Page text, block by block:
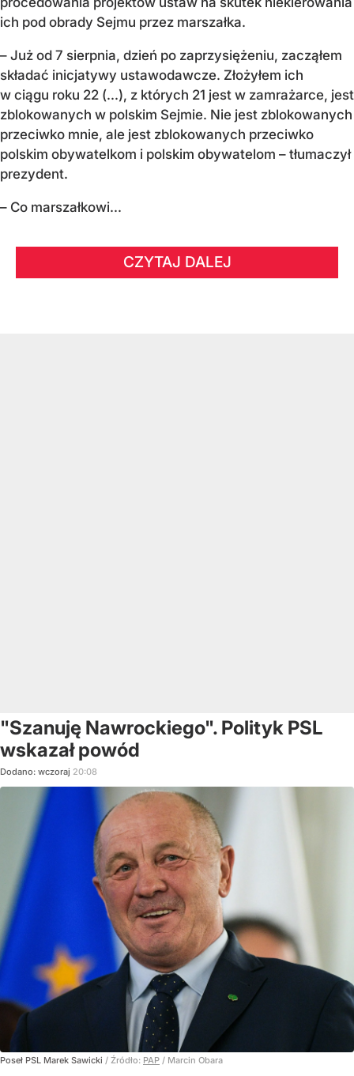
ich pod obrady Sejmu przez marszałka.
– Już od 7 sierpnia, dzień po zaprzysiężeniu, zacząłem
składać inicjatywy ustawodawcze. Złożyłem ich
w ciągu roku 22 (...), z których 21 jest w zamrażarce, jest
zblokowanych w polskim Sejmie. Nie jest zblokowanych
przeciwko mnie, ale jest zblokowanych przeciwko
polskim obywatelkom i polskim obywatelom – tłumaczył
prezydent.
– Co marszałkowi...
CZYTAJ DALEJ
"Szanuję Nawrockiego". Polityk PSL
wskazał powód
Dodano: wczoraj 20:08
Poseł PSL Marek Sawicki / Źródło: PAP / Marcin Obara